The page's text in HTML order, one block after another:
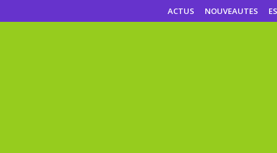
ACTUS NOUVEAUTES